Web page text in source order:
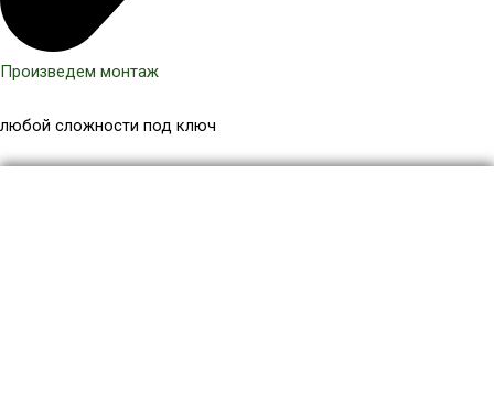
Произведем монтаж
любой сложности под ключ